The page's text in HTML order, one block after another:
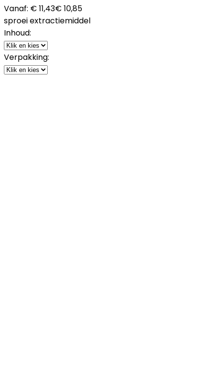
Vanaf: € 11,43€ 10,85
sproei extractiemiddel
Inhoud:
Verpakking: